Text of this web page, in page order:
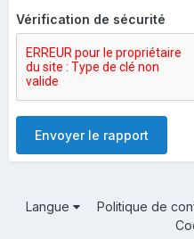
Vérification de sécurité
Envoyer le rapport
Langue Politique de